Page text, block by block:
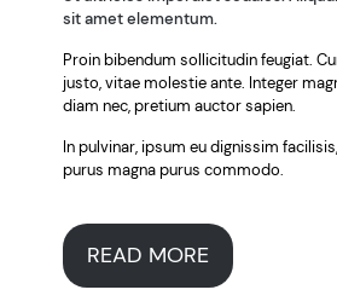
sit amet elementum.
Proin bibendum sollicitudin feugiat.
justo, vitae molestie ante. Integer
diam nec, pretium auctor sapien.
In pulvinar, ipsum eu dignissim
purus magna purus commodo.
READ MORE